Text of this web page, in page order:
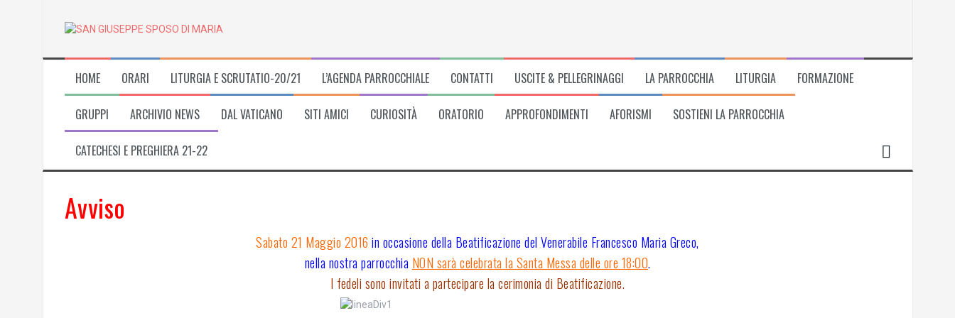
HOME ORARI LITURGIA E SCRUTATIO-20/21 L’AGENDA PARROCCHIALE CONTATTI USCITE & PELLEGRINAGGI LA PARROCCHIA LITURGIA FORMAZIONE
GRUPPI ARCHIVIO NEWS DAL VATICANO SITI AMICI CURIOSITÀ ORATORIO APPROFONDIMENTI AFORISMI SOSTIENI LA PARROCCHIA
CATECHESI E PREGHIERA 21-22
Avviso
Sabato 21 Maggio 2016 in occasione della Beatificazione del Venerabile Francesco Maria Greco,
nella nostra parrocchia NON sarà celebrata la Santa Messa delle ore 18:00.
I fedeli sono invitati a partecipare la cerimonia di Beatificazione.